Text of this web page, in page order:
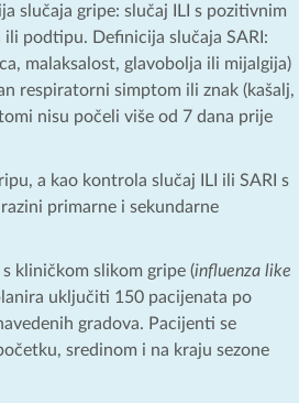
slučaja gripe: slučaj ILI s pozitivnim
podtipu. Definicija slučaja SARI:
malaksalost, glavobolja ili mijalgija)
respiratorni simptom ili znak (kašalj,
nisu počeli više od 7 dana prije
a kao kontrola slučaj ILI ili SARI s
primarne i sekundarne
kliničkom slikom gripe (influenza like
uključiti 150 pacijenata po
gradova. Pacijenti se
sredinom i na kraju sezone